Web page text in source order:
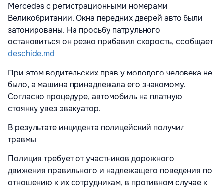
Mercedes с регистрационными номерами
Великобритании. Окна передних дверей авто были
затонированы. На просьбу патрульного
остановиться он резко прибавил скорость, сообщает
deschide.md
При этом водительских прав у молодого человека не
было, а машина принадлежала его знакомому.
Согласно процедуре, автомобиль на платную
стоянку увез эвакуатор.
В результате инцидента полицейский получил
травмы.
Полиция требует от участников дорожного
движения правильного и надлежащего поведения по
отношению к их сотрудникам, в противном случае к